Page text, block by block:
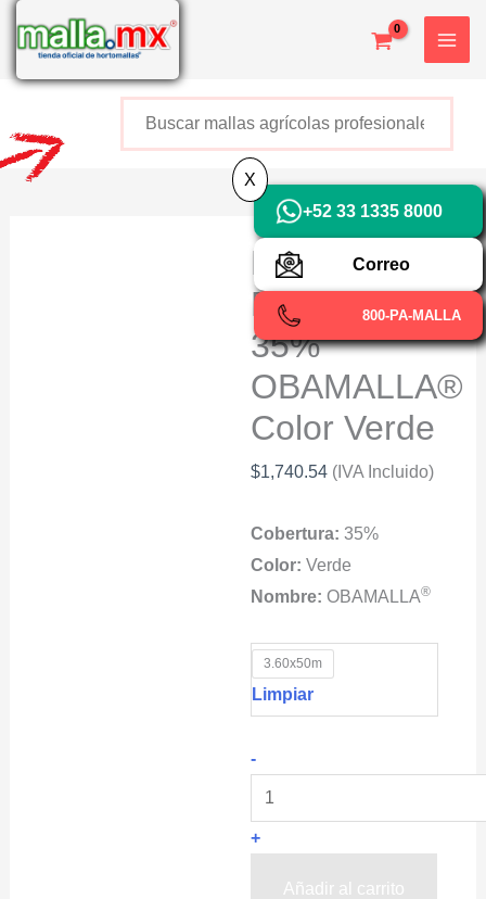
contenido
Reciclada
Raschel
35%
OBAMALLA®
Color Verde
$1,740.54 (IVA Incluido)
Cobertura: 35%
Color: Verde
Nombre: OBAMALLA®
3.60x50m
Limpiar
-Reciclada
Raschel
35%
OBAMALLA®
Color
+
Añadir al carrito
X
+52 800 726 2552
+52 33 1335 8000
Correo
800-PA-MALLA
X